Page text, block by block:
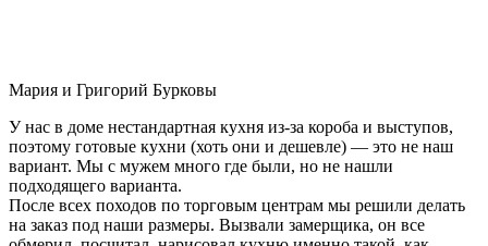
Мария и Григорий Бурковы
У нас в доме нестандартная кухня из-за короба и выступов,
поэтому готовые кухни (хоть они и дешевле) — это не наш
вариант. Мы с мужем много где были, но не нашли
подходящего варианта.
После всех походов по торговым центрам мы решили делать
на заказ под наши размеры. Вызвали замерщика, он все